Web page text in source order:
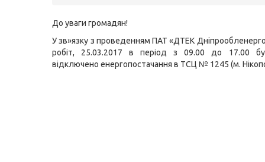
До уваги громадян!
У зв»язку з проведенням ПАТ «ДТЕК
робіт, 25.03.2017 в період з 09.00 до 17.00
відключено енергопостачання в ТСЦ № 1245 (м.